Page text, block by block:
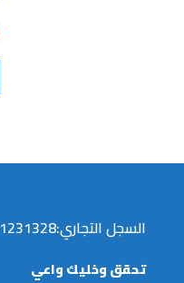
السجل التجاري:4031231328
تحقق وخليك واعي